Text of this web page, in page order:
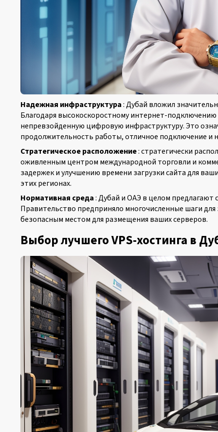
Надежная инфраструктура: Дубай вложил
Благодаря высокоскоростному интернет-
непревзойденную цифровую инфраструктуру. Это
продолжительность работы, отличное подключение и
Стратегическое расположение: стратегически
оживленным центром международной торговли и
задержек и улучшению времени загрузки сайта для
этих регионах.
Нормативная среда: Дубай и ОАЭ в целом предлагают
Правительство предприняло многочисленные шаги
безопасным местом для размещения ваших серверов.
Выбор лучшего VPS-хостинга в